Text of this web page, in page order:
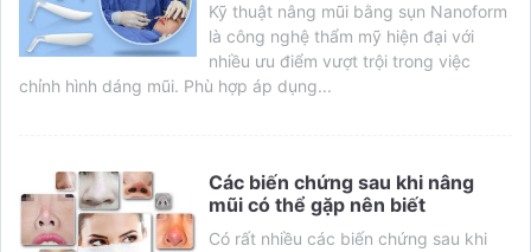
Kỹ thuật nâng mũi bằng sụn Nanoform
là công nghệ thẩm mỹ hiện đại với
nhiều ưu điểm vượt trội trong việc
chỉnh hình dáng mũi. Phù hợp áp dụng...
Các biến chứng sau khi nâng
mũi có thể gặp nên biết
Có rất nhiều các biến chứng sau khi